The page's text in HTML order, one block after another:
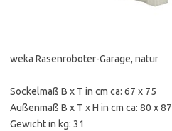
weka Rasenroboter-Garage, natur
Sockelmaß B x T in cm ca: 67 x 75
Außenmaß B x T x H in cm ca: 80 x 87
Gewicht in kg: 31